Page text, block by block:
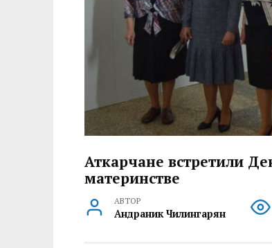
Аткарчане встретили
материнстве
АВТОР
Андраник Чилингарян